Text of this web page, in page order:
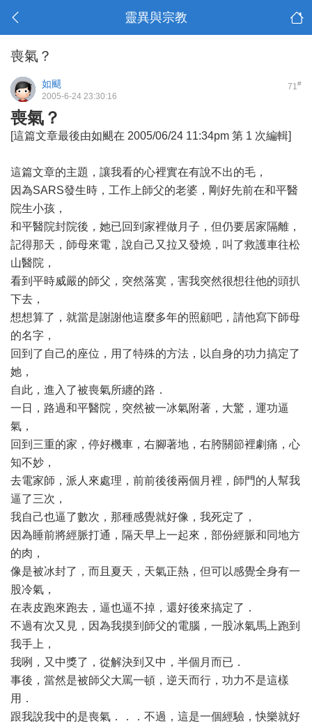
靈異與宗教
喪氣？
71#
如颶
2005-6-24 23:30:16
喪氣？
[這篇文章最後由如颶在 2005/06/24 11:34pm 第 1 次編輯]
這篇文章的主題，讓我看的心裡實在有說不出的毛，
因為SARS發生時，工作上師父的老婆，剛好先前在和平醫
院生小孩，
和平醫院封院後，她已回到家裡做月子，但仍要居家隔離，
記得那天，師母來電，說自己又拉又發燒，叫了救護車往松
山醫院，
看到平時威嚴的師父，突然落寞，害我突然很想往他的頭扒
下去，
想想算了，就當是謝謝他這麼多年的照顧吧，請他寫下師母
的名字，
回到了自己的座位，用了特殊的方法，以自身的功力搞定了
她，
自此，進入了被喪氣所纏的路．
一日，路過和平醫院，突然被一冰氣附著，大驚，運功逼
氣，
回到三重的家，停好機車，右腳著地，右胯關節裡劇痛，心
知不妙，
去電家師，派人來處理，前前後後兩個月裡，師門的人幫我
逼了三次，
我自己也逼了數次，那種感覺就好像，我死定了，
因為睡前將經脈打通，隔天早上一起來，部份經脈和同地方
的肉，
像是被冰封了，而且夏天，天氣正熱，但可以感覺全身有一
股冷氣，
在表皮跑來跑去，逼也逼不掉，還好後來搞定了．
不過有次又見，因為我摸到師父的電腦，一股冰氣馬上跑到
我手上，
我咧，又中獎了，從解決到又中，半個月而已．
事後，當然是被師父大罵一頓，逆天而行，功力不是這樣
用．
跟我說我中的是喪氣．．．不過，這是一個經驗，快樂就好